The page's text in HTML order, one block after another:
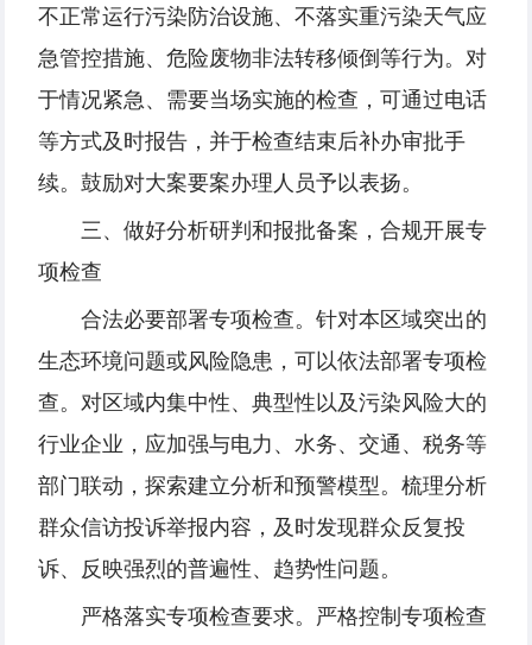
不正常运行污染防治设施、不落实重污染天气应
急管控措施、危险废物非法转移倾倒等行为。对
于情况紧急、需要当场实施的检查，可通过电话
等方式及时报告，并于检查结束后补办审批手
续。鼓励对大案要案办理人员予以表扬。
三、做好分析研判和报批备案，合规开展专
项检查
合法必要部署专项检查。针对本区域突出的
生态环境问题或风险隐患，可以依法部署专项检
查。对区域内集中性、典型性以及污染风险大的
行业企业，应加强与电力、水务、交通、税务等
部门联动，探索建立分析和预警模型。梳理分析
群众信访投诉举报内容，及时发现群众反复投
诉、反映强烈的普遍性、趋势性问题。
严格落实专项检查要求。严格控制专项检查